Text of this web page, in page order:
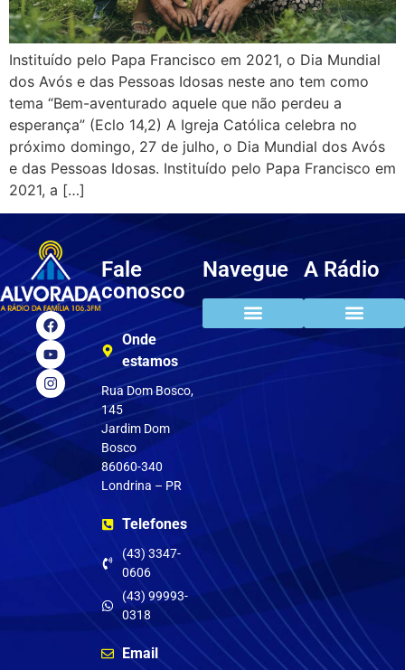
Instituído pelo Papa Francisco em 2021, o Dia Mundial
dos Avós e das Pessoas Idosas neste ano tem como
tema “Bem-aventurado aquele que não perdeu a
esperança” (Eclo 14,2) A Igreja Católica celebra no
próximo domingo, 27 de julho, o Dia Mundial dos Avós
e das Pessoas Idosas. Instituído pelo Papa Francisco em
2021, a […]
Fale
conosco
Onde
estamos
Rua Dom Bosco,
145
Jardim Dom
Bosco
86060-340
Londrina – PR
Telefones
(43) 3347-
0606
(43) 99993-
0318
Email
Navegue A Rádio